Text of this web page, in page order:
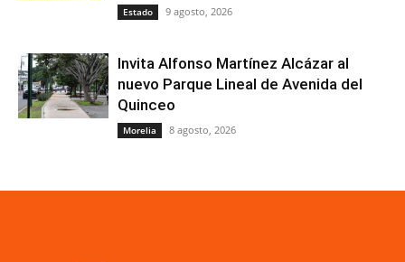
Estado 9 agosto, 2026
Invita Alfonso Martínez Alcázar al
nuevo Parque Lineal de Avenida del
Quinceo
Morelia 8 agosto, 2026